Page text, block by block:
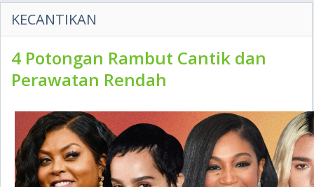
KECANTIKAN
4 Potongan Rambut Cantik dan
Perawatan Rendah